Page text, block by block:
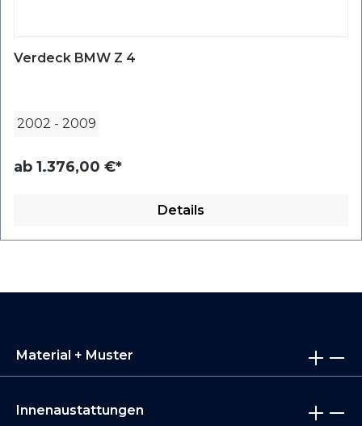
Verdeck BMW Z 4
2002 - 2009
ab 1.376,00 €*
Details
Material + Muster
Innenaustattungen